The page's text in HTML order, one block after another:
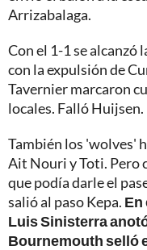
Arrizabalaga.
Con el 1-1 se alcanzó
con la expulsión de
Tavernier marcaron
locales. Falló Huijsen.
También los 'wolves'
Ait Nouri y Toti. Pero
que podía darle el
salió al paso Kepa.
Luis Sinisterra
Bournemouth selló